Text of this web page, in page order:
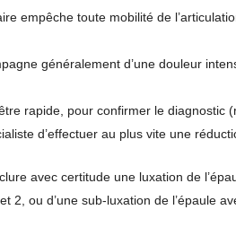
empêche toute mobilité de
généralement d’une douleur
rapide, pour confirmer le diagnostic
d’effectuer au plus vite une
avec certitude une luxation de
ou d’une sub-luxation de l’épaule